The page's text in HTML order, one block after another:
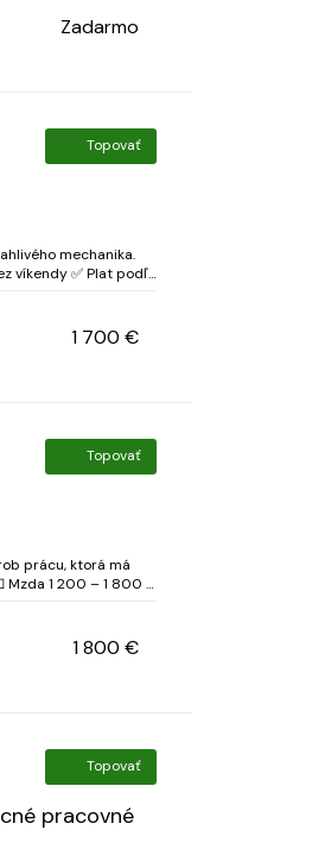
Zadarmo
Topovať
1 700 €
Topovať
prácu, ktorá má
1 800 €
Topovať
pracovné